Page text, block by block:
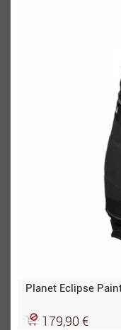
Planet Eclipse
179,90 €